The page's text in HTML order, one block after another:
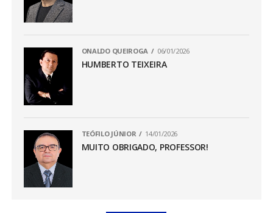
ONALDO QUEIROGA 06/01/2026
HUMBERTO TEIXEIRA
TEÓFILO JÚNIOR 14/01/2026
MUITO OBRIGADO, PROFESSOR!